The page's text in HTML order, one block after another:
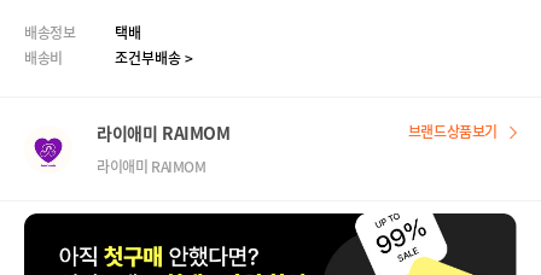
배송정보
택배
배송비
조건부배송 >
라이애미 RAIMOM
라이애미 RAIMOM
브랜드상품보기